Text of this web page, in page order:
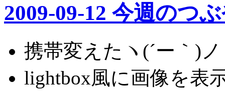
2009-09-12 今週のつ
携帯変えたヽ(´ー｀)
lightbox風に画像を表